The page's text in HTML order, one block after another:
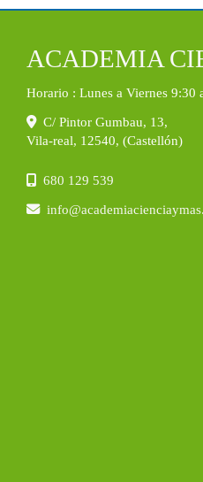
ACADEMIA
Horario : Lunes a Viernes 9:30
C/ Pintor Gumbau, 13,
Vila-real, 12540, (Castellón)
680 129 539
info